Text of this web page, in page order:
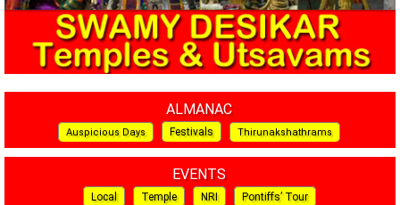
ALMANAC
Auspicious Days Festivals Thirunakshathrams
EVENTS
Local Temple NRI Pontiffs’ Tour